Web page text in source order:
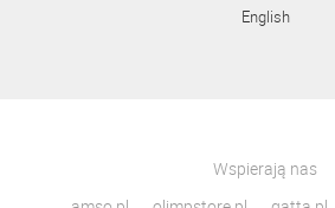
English
Wspierają nas